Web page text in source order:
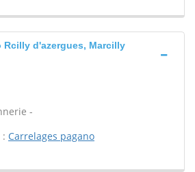
Rcilly d'azergues, Marcilly
-
Carrelages pagano